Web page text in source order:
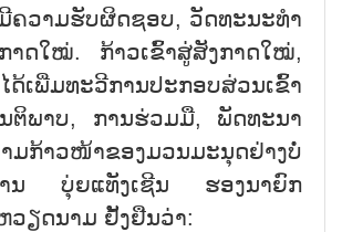
ຄວາມຮັບຜິດຊອບ, ວັດທະນະທຳ
າດໃໝ່. ກ້າວເຂົ້າສູ່ສັງກາດໃໝ່,
ເພີ່ມທະວີການປະກອບສ່ວນເຂົ້າ
ຕິພາບ, ການຮ່ວມມື, ພັດທະນາ
າວໜ້າຂອງມວນມະນຸດຢ່າງບໍ່
ນ
ບຸ່ຍແທັງເຊີນ ຮອງນາຍົກ
ຽດນາມ ຢັ້ງຢືນວ່າ: